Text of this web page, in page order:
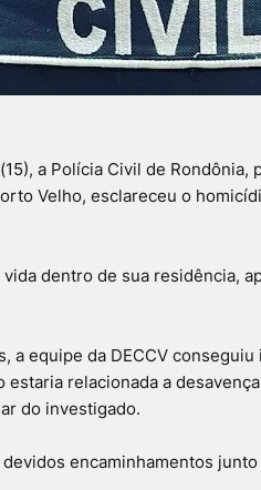
a Polícia Civil de
Velho, esclareceu o
dentro de sua residência,
a equipe da DECCV
estaria relacionada a
do investigado.
encaminhamentos